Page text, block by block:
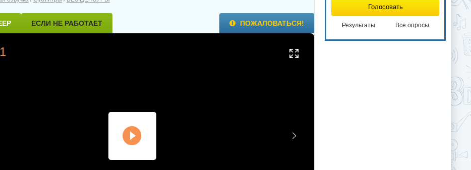
ЕСЛИ НЕ РАБОТАЕТ ПОЖАЛОВАТЬСЯ!
Голосовать
Результаты Все опросы